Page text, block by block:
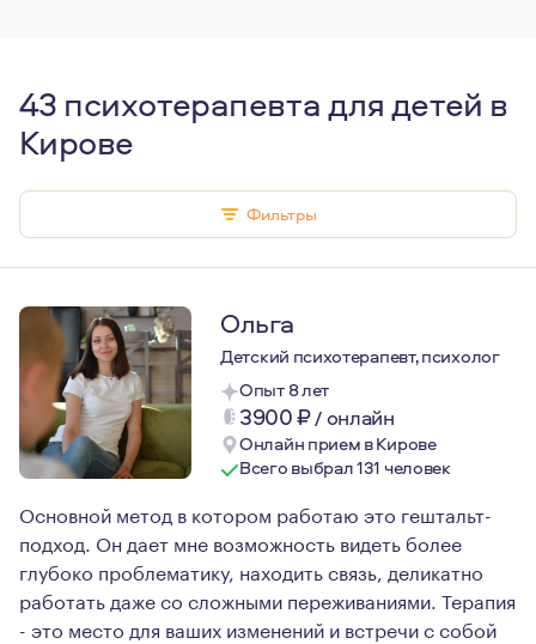
43 психотерапевта для детей в
Кирове
Фильтры
Ольга
Детский психотерапевт, психолог
Опыт 8 лет
3900₽/ онлайн
Онлайн прием в Кирове
Всего выбрал 131 человек
Основной метод в котором работаю это гештальт-
подход. Он дает мне возможность видеть более
глубоко проблематику, находить связь, деликатно
работать даже со сложными переживаниями. Терапия
- это место для ваших изменений и встречи с собой